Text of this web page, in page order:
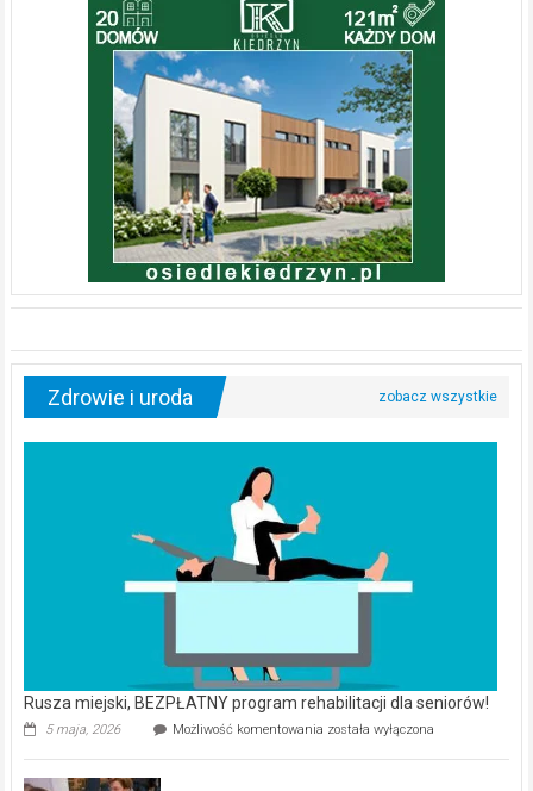
Zdrowie i uroda
Rusza miejski, BEZPŁATNY program rehabilitacji dla seniorów!
5 maja, 2026 Możliwość komentowania Rusza
została wyłączona